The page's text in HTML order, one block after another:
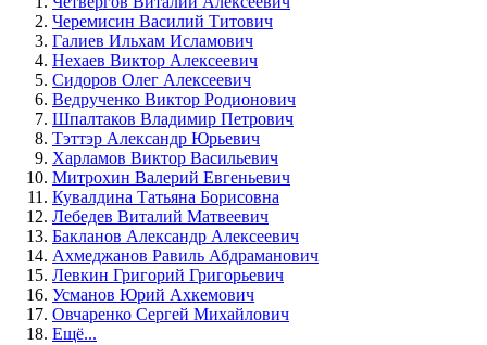
Черемисин Василий Титович
Галиев Ильхам Исламович
Нехаев Виктор Алексеевич
Сидоров Олег Алексеевич
Ведрученко Виктор Родионович
Шпалтаков Владимир Петрович
Тэттэр Александр Юрьевич
Харламов Виктор Васильевич
Митрохин Валерий Евгеньевич
Кувалдина Татьяна Борисовна
Лебедев Виталий Матвеевич
Бакланов Александр Алексеевич
Ахмеджанов Равиль Абдраманович
Левкин Григорий Григорьевич
Усманов Юрий Ахкемович
Овчаренко Сергей Михайлович
Ещё...